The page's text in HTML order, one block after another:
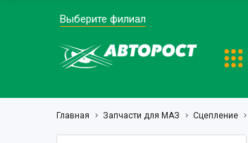
Выберите филиал
Главная Запчасти для МАЗ Сцепление